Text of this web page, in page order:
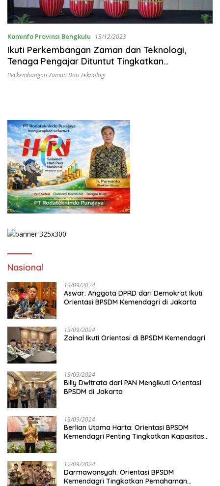
Kominfo Provinsi Bengkulu 13/12/2023
Ikuti Perkembangan Zaman dan Teknologi,
Tenaga Pengajar Dituntut Tingkatkan
Kompetensi
Perkembangan Zaman Dan Teknologi
Nasional
13/09/2024
Aswar: Anggota DPRD dari Demokrat Ikuti
Orientasi BPSDM Kemendagri di Jakarta
13/09/2024
Zainal Ikuti Orientasi di BPSDM Kemendagri
13/09/2024
Billy Dwitrata dari PAN Mengikuti Orientasi
BPSDM di Jakarta
13/09/2024
Berlian Utama Harta: Orientasi BPSDM
Kemendagri Penting Tingkatkan Kapasitas
12/09/2024
Darmawansyah: Orientasi BPSDM
Kemendagri Tingkatkan Pemahaman